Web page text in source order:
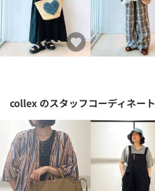
collex のスタッフコーディネート